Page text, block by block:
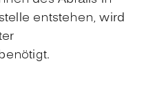
entstehen, wird